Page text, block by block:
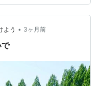
川越市宮下町にある神
神社と区別するた
ある。なお、川越市
よう • 3ヶ月前
で